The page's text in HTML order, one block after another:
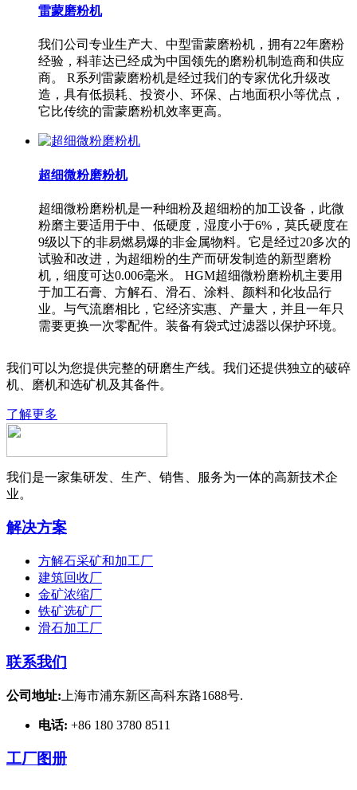
雷蒙磨粉机
我们公司专业生产大、中型雷蒙磨粉机，拥有22年磨粉
经验，科菲达已经成为中国领先的磨粉机制造商和供应
商。 R系列雷蒙磨粉机是经过我们的专家优化升级改
造，具有低损耗、投资小、环保、占地面积小等优点，
它比传统的雷蒙磨粉机效率更高。
超细微粉磨粉机
超细微粉磨粉机是一种细粉及超细粉的加工设备，此微
粉磨主要适用于中、低硬度，湿度小于6%，莫氏硬度在
9级以下的非易燃易爆的非金属物料。它是经过20多次的
试验和改进，为超细粉的生产而研发制造的新型磨粉
机，细度可达0.006毫米。 HGM超细微粉磨粉机主要用
于加工石膏、方解石、滑石、涂料、颜料和化妆品行
业。与气流磨相比，它经济实惠、产量大，并且一年只
需要更换一次零配件。装备有袋式过滤器以保护环境。
我们可以为您提供完整的研磨生产线。我们还提供独立的破碎
机、磨机和选矿机及其备件。
了解更多
我们是一家集研发、生产、销售、服务为一体的高新技术企
业。
解决方案
方解石采矿和加工厂
建筑回收厂
金矿浓缩厂
铁矿选矿厂
滑石加工厂
联系我们
公司地址: 上海市浦东新区高科东路1688号.
电话: +86 180 3780 8511
工厂图册